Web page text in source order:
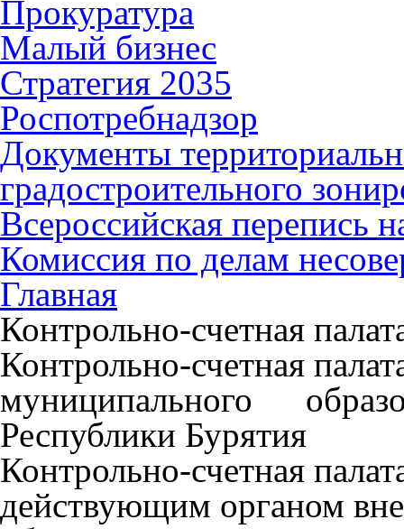
Прокуратура
Малый бизнес
Стратегия 2035
Роспотребнадзор
Документы
градостроительного
Всероссийская перепись
Комиссия по делам
Главная
Контрольно-счетная
Контрольно-счетная
муниципального
Республики Бурятия
Контрольно-счетная
действующим органом